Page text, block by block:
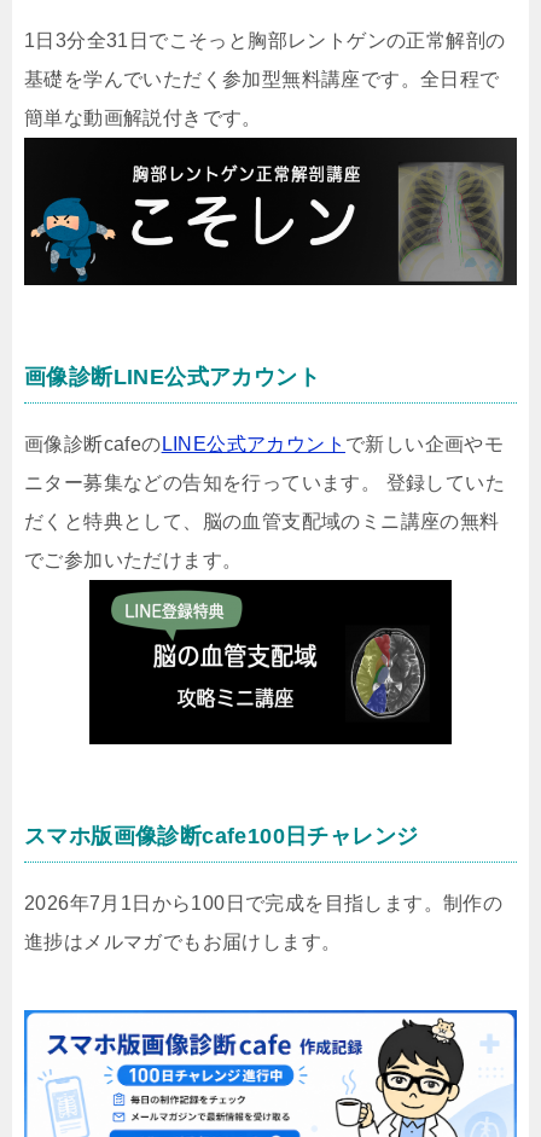
1日3分全31日でこそっと胸部レントゲンの正常解剖の
基礎を学んでいただく参加型無料講座です。全日程で
簡単な動画解説付きです。
画像診断LINE公式アカウント
画像診断cafeの LINE公式アカウント で新しい企画やモ
ニター募集などの告知を行っています。 登録していた
だくと特典として、脳の血管支配域のミニ講座の無料
でご参加いただけます。
スマホ版画像診断cafe100日チャレンジ
2026年7月1日から100日で完成を目指します。制作の
進捗はメルマガでもお届けします。